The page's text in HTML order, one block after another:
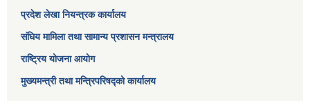
प्रदेश लेखा नियन्त्रक कार्यालय
संघिय मामिला तथा सामान्य प्रशासन मन्त्रालय
राष्ट्रिय योजना आयोग
मुख्यमन्त्री तथा मन्त्रिपरिषद्को कार्यालय